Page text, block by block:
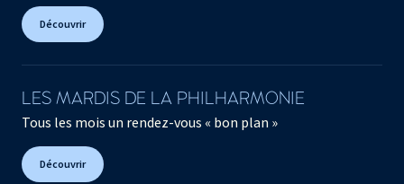
Découvrir
LES MARDIS DE LA PHILHARMONIE
Tous les mois un rendez-vous « bon plan »
Découvrir